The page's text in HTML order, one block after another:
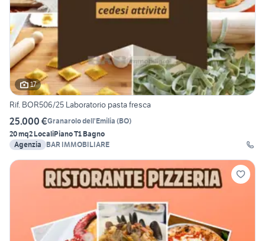
17
Rif. BOR506/25 Laboratorio pasta fresca
25.000 €Granarolo dell'Emilia (BO)
20 mq2 LocaliPiano T1 Bagno
Agenzia
BAR IMMOBILIARE